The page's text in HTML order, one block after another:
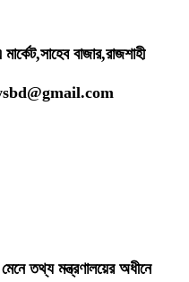
বাজার,রাজশাহী
তথ্য মন্ত্রণালয়ের অধীনে